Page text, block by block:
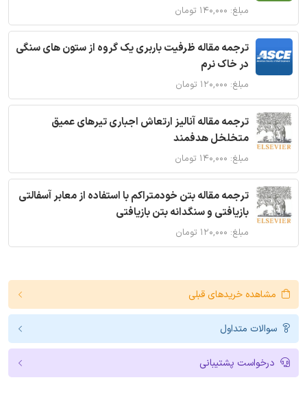
مبلغ: ۱۴۰,۰۰۰ تومان
ترجمه مقاله ظرفیت باربری یک گروه از ستون های سنگی
در خاک نرم
مبلغ: ۱۲۰,۰۰۰ تومان
ترجمه مقاله آنالیز ارتعاش اجباری تیرهای عمیق
متخلخل هدفمند
مبلغ: ۱۴۰,۰۰۰ تومان
ترجمه مقاله بتن خودمتراکم با استفاده از معابر آسفالتی
بازیافتی و سنگدانه بتن بازیافتی
مبلغ: ۱۲۰,۰۰۰ تومان
مشاهده خریدهای قبلی
سوالات متداول
درخواست پشتیبانی